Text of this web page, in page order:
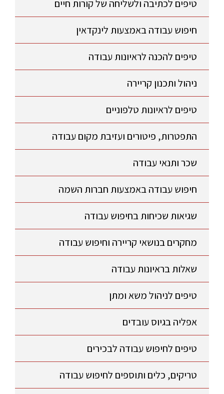
טיפים לכתיבה ולשליחה של קורות חיים
חיפוש עבודה באמצעות לינקדאין
טיפים להכנה לראיונות עבודה
ניהול ותכנון קריירה
טיפים לראיונות טלפוניים
התפטרות, פיטורים ועזיבת מקום עבודה
שכר ותנאי עבודה
חיפוש עבודה באמצעות חברות השמה
שגיאות שכיחות בחיפוש עבודה
מחקרים בנושאי קריירה וחיפוש עבודה
שאלות בראיונות עבודה
טיפים לניהול משא ומתן
אפליה בגיוס עובדים
טיפים לחיפוש עבודה לבכירים
טריקים, כלים ותוספים לחיפוש עבודה